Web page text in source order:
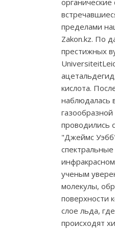
пределами
Zakon.kz. По
престижных
кислота.
наблюдалась
проводились
"Джеймс
ученым
молекулы,
поверхности
слое льда,
происходят